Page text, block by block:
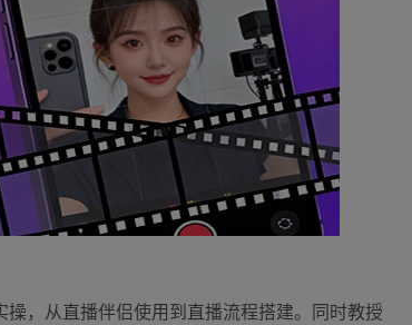
操，从直播伴侣使用到直播流程搭建。同时教授